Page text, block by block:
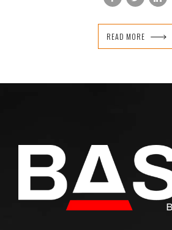
READ MORE